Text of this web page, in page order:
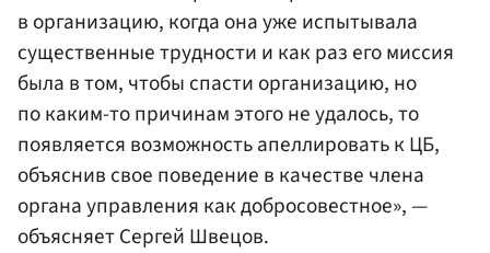
в организацию, когда она уже испытывала
существенные трудности и как раз его миссия
была в том, чтобы спасти организацию, но
по каким-то причинам этого не удалось, то
появляется возможность апеллировать к ЦБ,
объяснив свое поведение в качестве члена
органа управления как добросовестное», —
объясняет Сергей Швецов.